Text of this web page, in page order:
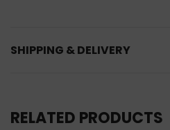
SHIPPING & DELIVERY
RELATED PRODUCTS